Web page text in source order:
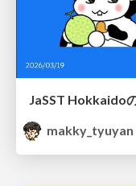
makky_tyuyan